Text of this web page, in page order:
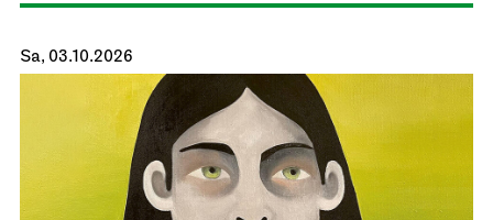
Sa, 03.10.2026